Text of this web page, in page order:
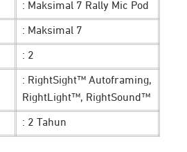
: Maksimal 7 Rally Mic Pod
: Maksimal 7
: 2
: RightSight™ Autoframing,
RightLight™, RightSound™
: 2 Tahun